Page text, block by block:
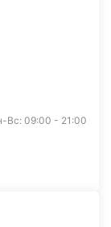
Вс: 09:00 - 21:00